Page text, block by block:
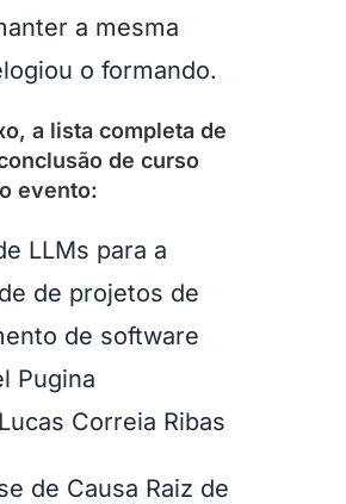
a mesma
o formando.
a lista completa de
de curso
evento:
LLMs para a
de projetos de
de software
Pugina
Lucas Correia Ribas
de Causa Raiz de